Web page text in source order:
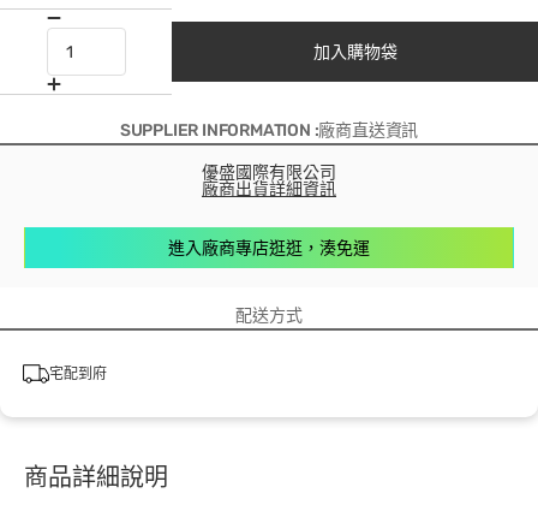
加入購物袋
SUPPLIER INFORMATION :廠商直送資訊
優盛國際有限公司
廠商出貨詳細資訊
進入廠商專店逛逛，湊免運
配送方式
宅配到府
商品詳細說明